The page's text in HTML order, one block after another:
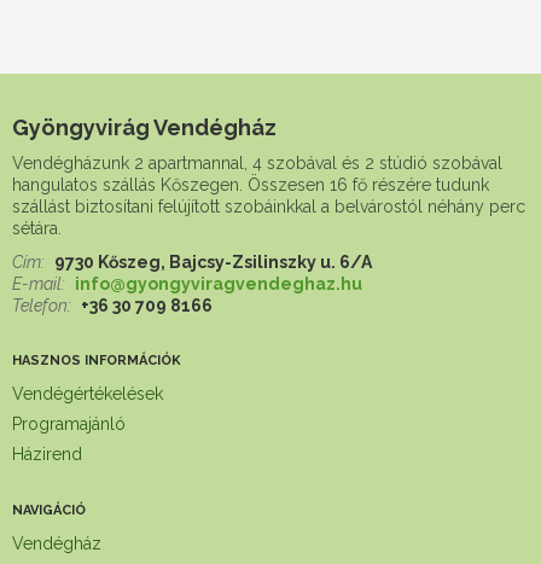
Gyöngyvirág Vendégház
Vendégházunk 2 apartmannal, 4 szobával és 2 stúdió szobával
hangulatos szállás Kőszegen. Összesen 16 fő részére tudunk
szállást biztosítani felújított szobáinkkal a belvárostól néhány perc
sétára.
Cím:
9730 Kőszeg, Bajcsy-Zsilinszky u. 6/A
E-mail:
info@gyongyviragvendeghaz.hu
Telefon:
+36 30 709 8166
HASZNOS INFORMÁCIÓK
Vendégértékelések
Programajánló
Házirend
NAVIGÁCIÓ
Vendégház